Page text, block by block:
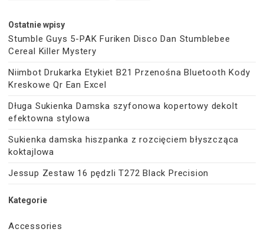
Ostatnie wpisy
Stumble Guys 5-PAK Furiken Disco Dan Stumblebee
Cereal Killer Mystery
Niimbot Drukarka Etykiet B21 Przenośna Bluetooth Kody
Kreskowe Qr Ean Excel
Długa Sukienka Damska szyfonowa kopertowy dekolt
efektowna stylowa
Sukienka damska hiszpanka z rozcięciem błyszcząca
koktajlowa
Jessup Zestaw 16 pędzli T272 Black Precision
Kategorie
Accessories